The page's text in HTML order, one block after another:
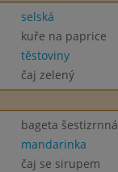
selská
kuře na paprice
těstoviny
čaj zelený
bageta
mandarinka
čaj se sirupem